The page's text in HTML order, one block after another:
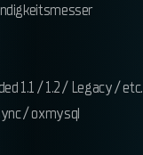
1.1 / 1.2 / Legacy / etc.
/ oxmysql